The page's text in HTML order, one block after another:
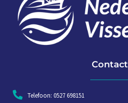
Contact
Telefoon: 0527 698151